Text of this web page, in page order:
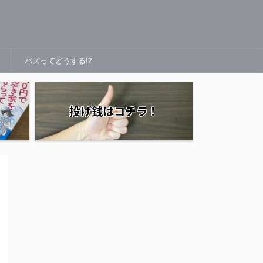
バズってどうする!?
投げ銭はコチラ！